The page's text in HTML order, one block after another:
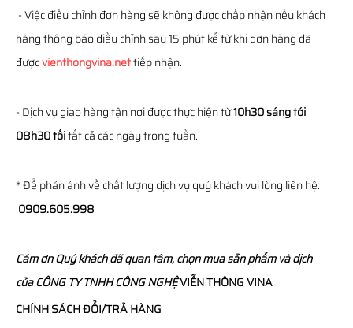
- Việc điều chỉnh đơn hàng sẽ không được chấp nhận nếu khách
hàng thông báo điều chỉnh sau 15 phút kể từ khi đơn hàng đã
đượcvienthongvina.nettiếp nhận.
- Dịch vụ giao hàng tận nơi được thực hiện từ10h30 sáng tới
08h30 tốitất cả các ngày trong tuần.
* Để phản ánh về chất lượng dịch vụ quý khách vui lòng liên hệ:
0909.605.998
Cám ơn Quý khách đã quan tâm, chọn mua sản phẩm và dịch
củaCÔNG TY TNHH CÔNG NGHỆVIỄN THÔNGVINA
CHÍNH SÁCH ĐỔI/TRẢ HÀNG